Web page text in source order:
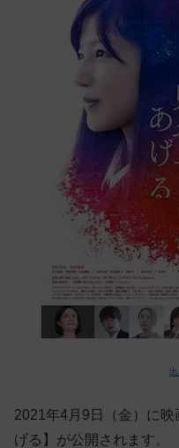
2021年4月9日（金）に
げる】が公開されます。